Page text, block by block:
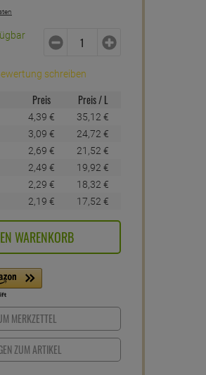
schreiben
Preis Preis / L
4, 39 € 35, 12 €
3, 09 € 24,72 €
2, 69 € 21, 52 €
2, 49 € 19, 92 €
2, 29 € 18, 32 €
2, 19 € 17, 52 €
WARENKORB
MERKZETTEL
ZUM ARTIKEL